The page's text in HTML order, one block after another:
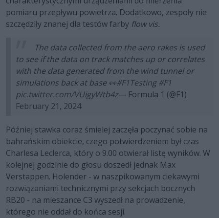
pomiaru przepływu powietrza. Dodatkowo, zespoły nie
szczędziły znanej dla testów farby flow vis.
The data collected from the aero rakes is used
to see if the data on track matches up or correlates
with the data generated from the wind tunnel or
simulations back at base 👀#F1Testing #F1
pic.twitter.com/VUigyWtb4z— Formula 1 (@F1)
February 21, 2024
Później stawka coraz śmielej zaczęła poczynać sobie na
bahrańskim obiekcie, czego potwierdzeniem był czas
Charlesa Leclerca, który o 9.00 otwierał listę wyników. W
kolejnej godzinie do głosu doszedł jednak Max
Verstappen. Holender - w naszpikowanym ciekawymi
rozwiązaniami technicznymi przy sekcjach bocznych
RB20 - na mieszance C3 wyszedł na prowadzenie,
którego nie oddał do końca sesji.